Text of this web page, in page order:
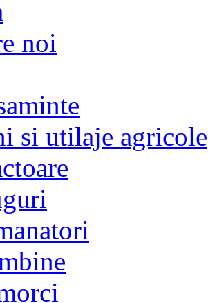
noi
si utilaje agricole